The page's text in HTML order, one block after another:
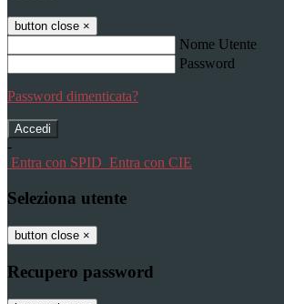
button close ×
Nome Utente
Password
Password dimenticata?
-
Entra con SPID Entra con CIE
Seleziona utente
button close ×
Recupero password